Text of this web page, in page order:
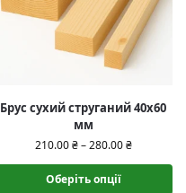
Брус сухий струганий 40х60
мм
210.00₴ – 280.00₴
Оберіть опції